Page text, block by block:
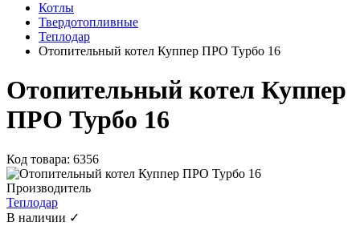
Котлы
Твердотопливные
Теплодар
Отопительный котел Куппер ПРО Турбо 16
Отопительный котел Куппер
ПРО Турбо 16
Код товара: 6356
Производитель
Теплодар
В наличии ✓